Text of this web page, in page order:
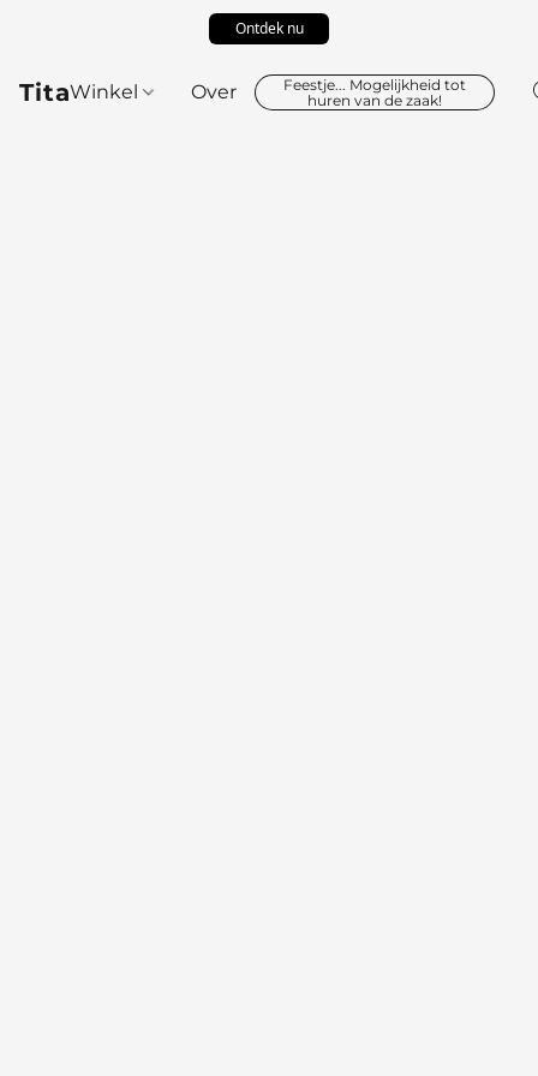
Ontdek nu
TitaWinkel Over
Feestje... Mogelijkheid tot
huren van de zaak!